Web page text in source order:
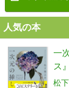
人気の本
一
ス
松